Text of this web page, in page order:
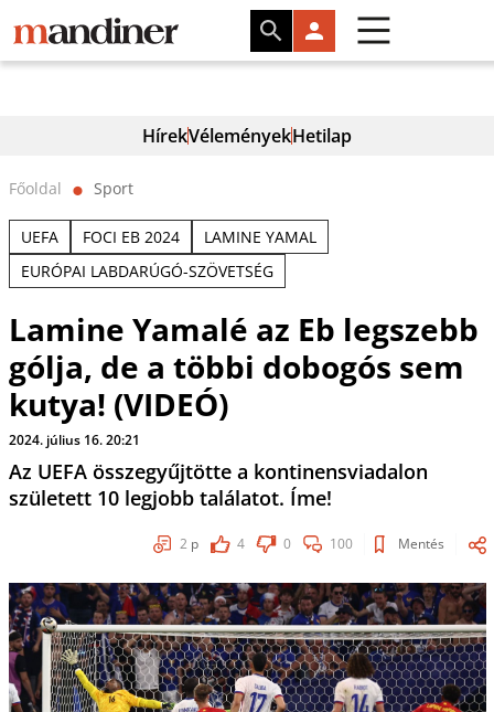
HírekVéleményekHetilap
Főoldal ⬤ Sport
UEFA FOCI EB 2024
LAMINE YAMAL
EURÓPAI LABDARÚGÓ-SZÖVETSÉG
Lamine Yamalé az Eb legszebb
gólja, de a többi dobogós sem
kutya! (VIDEÓ)
2024. július 16. 20:21
Az UEFA összegyűjtötte a kontinensviadalon
született 10 legjobb találatot. Íme!
2 p 4 0 100 Mentés